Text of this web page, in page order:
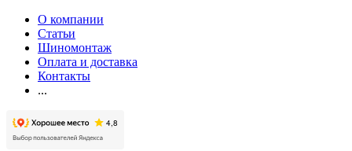
О компании
Статьи
Шиномонтаж
Оплата и доставка
Контакты
...